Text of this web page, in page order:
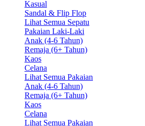
Kasual
Sandal & Flip Flop
Lihat Semua Sepatu
Pakaian Laki-Laki
Anak (4-6 Tahun)
Remaja (6+ Tahun)
Kaos
Celana
Lihat Semua Pakaian
Anak (4-6 Tahun)
Remaja (6+ Tahun)
Kaos
Celana
Lihat Semua Pakaian